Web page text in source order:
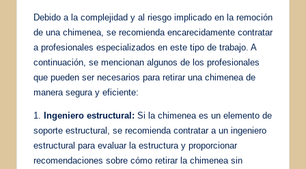
Debido a la complejidad y al riesgo implicado en la remoción
de una chimenea, se recomienda encarecidamente contratar
a profesionales especializados en este tipo de trabajo. A
continuación, se mencionan algunos de los profesionales
que pueden ser necesarios para retirar una chimenea de
manera segura y eficiente:
1. Ingeniero estructural: Si la chimenea es un elemento de
soporte estructural, se recomienda contratar a un ingeniero
estructural para evaluar la estructura y proporcionar
recomendaciones sobre cómo retirar la chimenea sin